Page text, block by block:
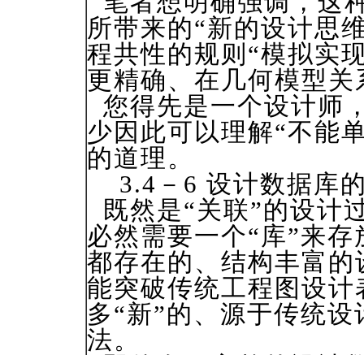
所带来的“新的设计思
程共性的规则“模拟实
更精确、在几何模型
您得先是一个设计师
少因此可以理解“不能
的道理。
3.4－6 设计数据库
既然是“关联”的设计
必然需要一个“库”来
都存在的、结构丰富
能突破传统工程图设
多“新”的、源于传统
法。